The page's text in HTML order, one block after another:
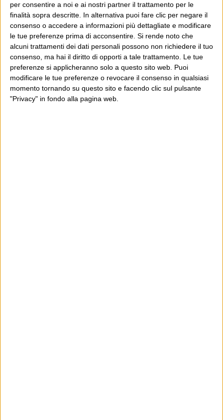
per consentire a noi e ai nostri partner il trattamento per le
finalità sopra descritte. In alternativa puoi fare clic per negare il
consenso o accedere a informazioni più dettagliate e modificare
le tue preferenze prima di acconsentire. Si rende noto che
alcuni trattamenti dei dati personali possono non richiedere il tuo
consenso, ma hai il diritto di opporti a tale trattamento. Le tue
preferenze si applicheranno solo a questo sito web. Puoi
modificare le tue preferenze o revocare il consenso in qualsiasi
momento tornando su questo sito e facendo clic sul pulsante
"Privacy" in fondo alla pagina web.
la propria visione del mondo sul non volerla dare vinta a
Eugenio Scalfari e altri che ti danno ai nervi: c’è...
Continua
Io rimanderei (risposta a
Giuliano Ferrara sulla fine del
berlusconismo)